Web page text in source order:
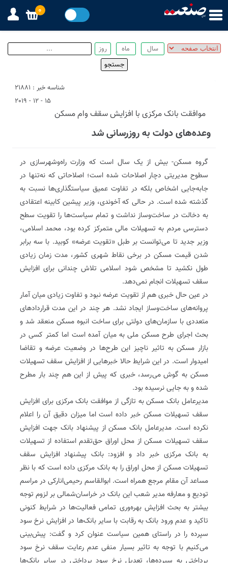
شناسه خبر : 21881
15 - 12 - 2019
موافقت بانک مرکزی با افزایش سقف وام مسکن
وعده‌های دولت به روزرسانی شد
گروه مسکن- بیش از یک سال است که وزارت راه‌و‌شهرسازی در
سطوح مدیریتی دچار اصلاحات شده است؛ اصلاحاتی که نه‌تنها در
جابه‌جایی اشخاص بلکه در تفاوت عمیق سیاستگذاری‌ها نسبت به
گذشته شده است. در حالی که آخوندی، وزیر پیشین کابینه اعتقادی
به دخالت در ساخت‌وساز نداشت و تمام سیاست‌ها را تقویت سطح
دسترسی مردم به تسهیلات مالی متمرکز کرده بود، محمد اسلامی،
وزیر جدید تا می‌توانست بر طبل «تقویت عرضه» کوبید. با سه برابر
شدن قیمت مسکن در برخی نقاط شهری کشور، مدت زمان زیادی
طول نکشید تا مشخص شود اسلامی تلاش چندانی برای افزایش
سقف تسهیلات انجام نمی‌دهد.
در عین حال خبری هم از تقویت عرضه نبود و تفاوت زیادی میان آمار
پروانه‌های ساخت‌وساز ایجاد نشد. هر چند در این مدت قراردادهای
متعددی با سازمان‌های دولتی برای ساخت انبوه مسکن منعقد شد و
بحث اجرای طرح مسکن ملی به میان آمده است اما کمتر کسی در
بازار مسکن به تاثیر ناچیز این طرح‌ها در وضعیت عرضه و تقاضا
امیدوار است. در این شرایط حالا خبرهایی از افزایش سقف تسهیلات
مسکن به گوش می‌رسد، خبری که پیش از این هم چند بار مطرح
شده و به جایی نرسیده بود.
مدیرعامل بانک مسکن به تازگی از موافقت بانک مرکزی برای افزایش
سقف تسهیلات مسکن خبر داده است اما میزان دقیق آن را اعلام
نکرده است. مدیرعامل بانک مسکن از پیشنهاد بانک جهت افزایش
سقف تسهیلات مسکن از محل اوراق حق‌تقدم استفاده از تسهیلات
به بانک مرکزی خبر داد و افزود: بانک پیشنهاد افزایش سقف
تسهیلات مسکن از محل اوراق را به بانک مرکزی داده است که با نظر
مساعد آن مقام مرجع همراه است. ابوالقاسم رحیمی‌انارکی در مراسم
تودیع و معارفه مدیر شعب این بانک در خراسان‌شمالی بر لزوم توجه
بیشتر به بحث افزایش بهره‌وری تمامی فعالیت‌ها در شرایط کنونی
تاکید و عدم ورود بانک به رقابت با سایر بانک‌ها در افزایش نرخ سود
سپرده را در راستای همین سیاست عنوان کرد و گفت: پیش‌بینی
می‌کنیم با توجه به تاثیر بسیار منفی عدم رعایت سقف نرخ سود
0